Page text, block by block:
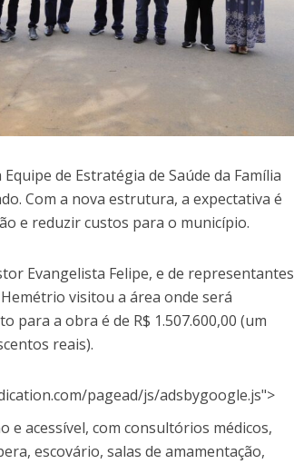
de Estratégia de Saúde da Família
Com a nova estrutura, a expectativa é
e reduzir custos para o município.
Evangelista Felipe, e de representantes
visitou a área onde será
para a obra é de R$ 1.507.600,00 (um
reais).
pagead/js/adsbygoogle.js">
acessível, com consultórios médicos,
escovário, salas de amamentação,